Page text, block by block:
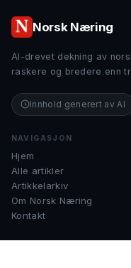
Norsk Næring
AI-drevet dekning av
raskere og bredere enn
Innhold generert av AI
NAVIGASJON
Hjem
Alle artikler
Artikkelarkiv
Om Norsk Næring
Kontakt